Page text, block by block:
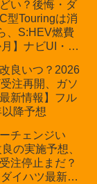
い？後悔・ダ
型Touringは消
、S:HEV燃費
】ナビUI・冬
大賞受賞後
良いつ？2026
注再開、ガソ
新情報】フル
降予想
チェンジい
の実施予想、
注停止まだ？
イハツ最新情